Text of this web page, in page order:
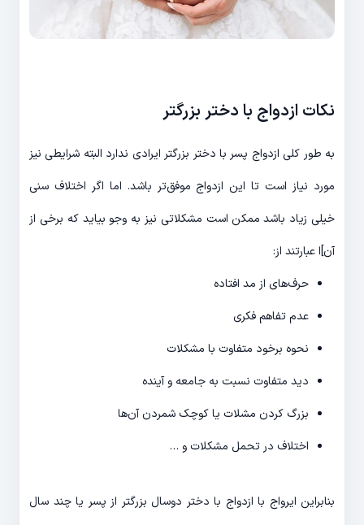
نکات ازدواج با دختر بزرگتر
به طور کلی ازدواج پسر با دختر بزرگتر ایرادی ندارد البته شرایطی نیز
مورد نیاز است تا این ازدواج موفق‌تر باشد. اما اگر اختلاف سنی
خیلی زیاد باشد ممکن است مشکلاتی نیز به وجو بیاید که برخی از
آن‌]ا عبارتند از:
حرف‌های از مد افتاده
عدم تفاهم فکری
نحوه برخود متفاوت با مشکلات
دید متفاوت نسبت به جامعه و آینده
بزرگ کردن مشلات یا کوچک شمردن آن‌ها
اختلاف در تحمل مشکلات و …
بنابراین ایرواج با ازدواج با دختر دوسال بزرگتر از پسر یا چند سال